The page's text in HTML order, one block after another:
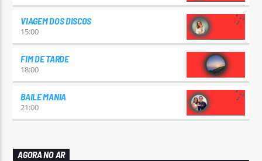
VIAGEM DOS DISCOS
15:00
FIM DE TARDE
18:00
BAILE MANIA
21:00
AGORA NO AR